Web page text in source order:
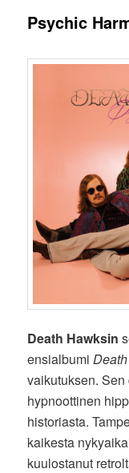
Psychic
Death Hawksin
ensialbumi
vaikutuksen.
hypnoottinen
historiasta.
kaikesta
kuulostanut